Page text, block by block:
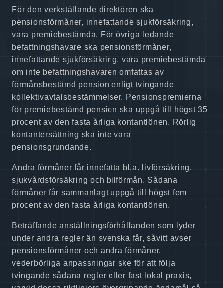
För den verkställande direktören ska
pensionsförmåner, innefattande sjukförsäkring,
vara premiebestämda. För övriga ledande
befattningshavare ska pensionsförmåner,
innefattande sjukförsäkring, vara premiebestämda
om inte befattningshavaren omfattas av
förmånsbestämd pension enligt tvingande
kollektivavtalsbestämmelser. Pensionspremierna
för premiebestämd pension ska uppgå till högst 35
procent av den fasta årliga kontantlönen. Rörlig
kontantersättning ska inte vara
pensionsgrundande.
Andra förmåner får innefatta bl.a. livförsäkring,
sjukvårdsförsäkring och bilförmån. Sådana
förmåner får sammanlagt uppgå till högst fem
procent av den fasta årliga kontantlönen.
Beträffande anställningsförhållanden som lyder
under andra regler än svenska får, såvitt avser
pensionsförmåner och andra förmåner,
vederbörliga anpassningar ske för att följa
tvingande sådana regler eller fast lokal praxis,